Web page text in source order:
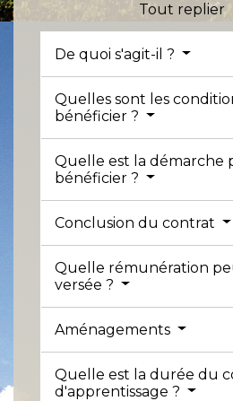
Tout replier
De quoi s'agit-il ?
Quelles sont les
bénéficier ?
Quelle est la démarche
bénéficier ?
Conclusion du contrat
Quelle rémunération
versée ?
Aménagements
Quelle est la durée du
d'apprentissage ?